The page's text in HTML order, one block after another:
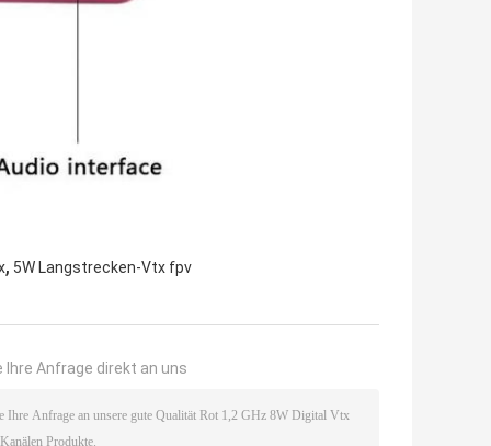
, 5W Langstrecken-Vtx fpv
Ihre Anfrage direkt an uns